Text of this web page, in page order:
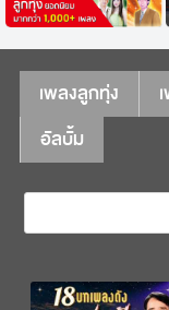
เพลงลูกทุ่ง
อัลบั้ม